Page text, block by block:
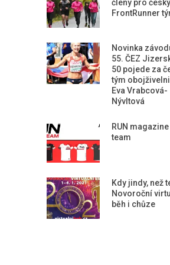
členy pro český
FrontRunner
Novinka
55. ČEZ
50 pojede za
tým
Eva Vrabcová-
Nývltová
RUN magazine
team
Kdy jindy, než
Novoroční
běh i chůze